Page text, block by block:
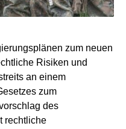
zum neuen
Risiken und
an einem
zum
des
rechtliche